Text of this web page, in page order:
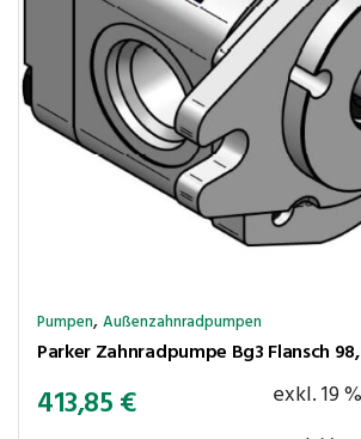
Pumpen,Außenzahnradpumpen
413,85€
exkl. 19